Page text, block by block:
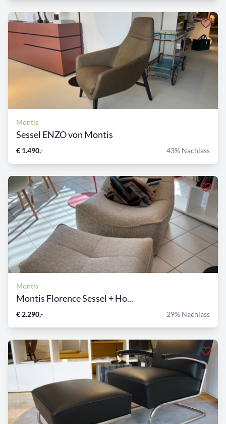
Montis
Sessel ENZO von Montis
€ 1.490,- 43% Nachlass
Montis
Montis Florence Sessel + Ho...
€ 2.290,- 29% Nachlass